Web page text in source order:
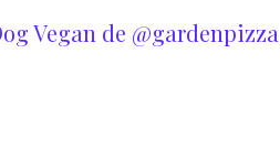
Vegan de @gardenpizza_